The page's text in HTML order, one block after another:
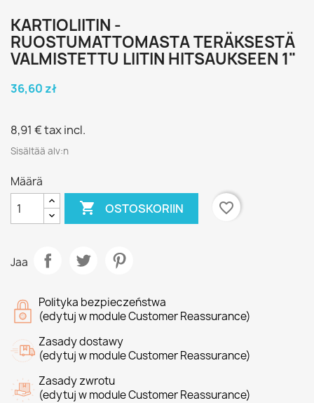
KARTIOLIITIN -
RUOSTUMATTOMASTA TERÄKSESTÄ
VALMISTETTU LIITIN HITSAUKSEEN 1"
36,60 zł
8,91 €tax incl.
Sisältää alv:n
Määrä
 OSTOSKORIIN favorite_border
Jaa
Polityka bezpieczeństwa
(edytuj w module Customer Reassurance)
Zasady dostawy
(edytuj w module Customer Reassurance)
Zasady zwrotu
(edytuj w module Customer Reassurance)